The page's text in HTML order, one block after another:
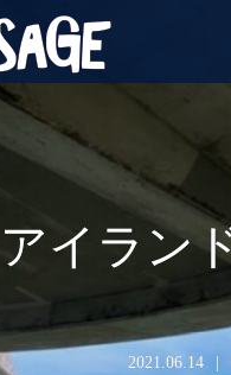
イラン
2021.06.14